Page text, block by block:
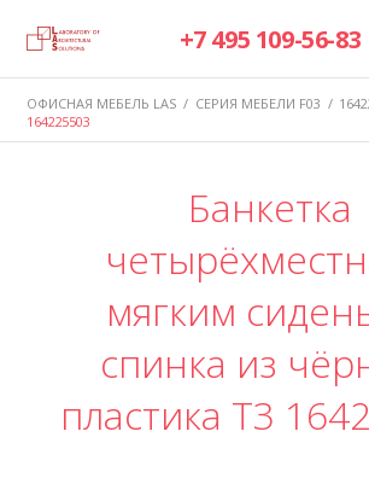
+7 495 109-56-83
ОФИСНАЯ МЕБЕЛЬ LAS / СЕРИЯ МЕБЕЛИ F03 /
164225503
Банкетка
мягким
спинка из
пластика T3